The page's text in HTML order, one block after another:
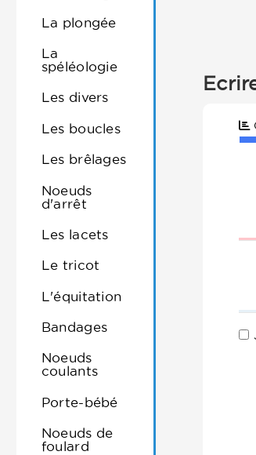
La plongée
La
spéléologie
Les divers
Les boucles
Les brêlages
Noeuds
d'arrêt
Les lacets
Le tricot
L'équitation
Bandages
Noeuds
coulants
Porte-bébé
Noeuds de
foulard